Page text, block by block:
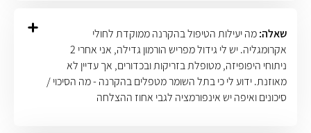
שאלה:מה יעילות הטיפול בהקרנה ממוקדת לחולי
אקרומגליה. יש לי גידול מפריש הורמון גדילה, אני אחרי 2
ניתוחי היפופיזה, מטופלת בזריקות ובכדורים, אך עדיין לא
מאוזנת. ידוע לי כי בתל השומר מטפלים בהקרנה - מה הסיכוי /
סיכונים ואיפה יש אינפורמציה לגבי אחוז ההצלחה